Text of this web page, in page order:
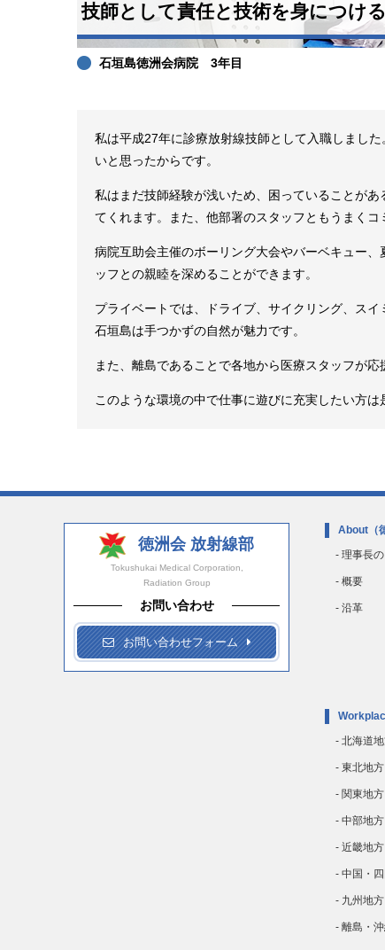
技師として責任と技術を身につけ
石垣島徳洲会病院 3年目
私は平成27年に診療放射線技師として入職しまし
いと思ったからです。
私はまだ技師経験が浅いため、困っていることが
てくれます。また、他部署のスタッフともうまく
病院互助会主催のボーリング大会やバーベキュー
ッフとの親睦を深めることができます。
プライベートでは、ドライブ、サイクリング、ス
石垣島は手つかずの自然が魅力です。
また、離島であることで各地から医療スタッフが
このような環境の中で仕事に遊びに充実したい方は
徳洲会 放射線部
Tokushukai Medical Corporation,
Radiation Group
お問い合わせ
お問い合わせフォーム
About
- 理事長
- 概要
- 沿革
- 北海道
- 東北地方
- 関東地方
- 中部地方
- 近畿地方
- 中国・
- 九州地方
- 離島・